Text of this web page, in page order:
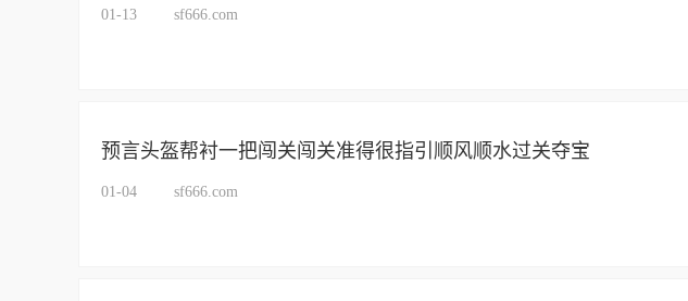
01-13
sf666.com
预言头盔帮衬一把闯关闯关准得很指引顺风顺水过关夺宝
01-04
sf666.com